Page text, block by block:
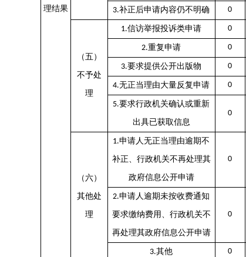
理结果 3.补正后申请内容仍不明确 0
（五）
不予处
理
1.信访举报投诉类申请 0
2.重复申请 0
3.要求提供公开出版物 0
4.无正当理由大量反复申请 0
5.要求行政机关确认或重新
出具已获取信息
0
（六）
其他处
理
1.申请人无正当理由逾期不
补正、行政机关不再处理其
政府信息公开申请
0
2.申请人逾期未按收费通知
要求缴纳费用、行政机关不
再处理其政府信息公开申请
0
3.其他 0